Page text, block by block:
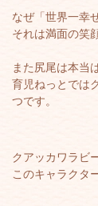
なぜ「世界一幸
それは満面の笑
また尻尾は本当
育児ねっとでは
つです。
クアッカワラビ
このキャラクタ